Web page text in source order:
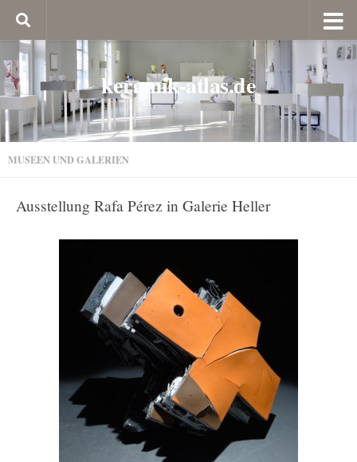
keramik-atlas.de
MUSEEN UND GALERIEN
Ausstellung Rafa Pérez in Galerie Heller